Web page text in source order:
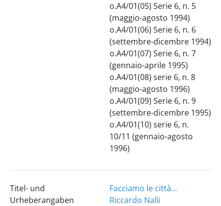
o.A4/01(05) Serie 6, n. 5
(maggio-agosto 1994)
o.A4/01(06) Serie 6, n. 6
(settembre-dicembre 1994)
o.A4/01(07) Serie 6, n. 7
(gennaio-aprile 1995)
o.A4/01(08) serie 6, n. 8
(maggio-agosto 1996)
o.A4/01(09) Serie 6, n. 9
(settembre-dicembre 1995)
o.A4/01(10) serie 6, n.
10/11 (gennaio-agosto
1996)
Titel- und
Urheberangaben
Facciamo le città...
Riccardo Nalli